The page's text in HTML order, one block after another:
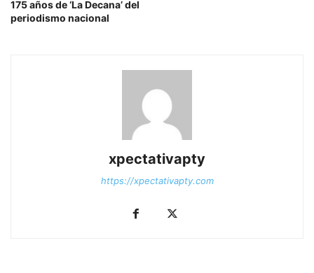
175 años de ‘La Decana’ del
periodismo nacional
xpectativapty
https://xpectativapty.com